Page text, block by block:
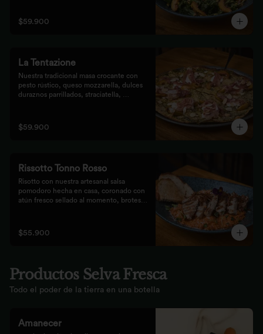
finalizada con bastones de pan de masa
madre al grill.
$59.900
La Tentazione
Nuestra tradicional masa crocante con
pesto rústico, queso mozzarella, dulces
duraznos parrillados, straciatella,
$59.900
Rissotto Tonno Rosso
Risotto con nuestra artesanal salsa
pomodoro hecha en casa, coronado con
atún fresco sellado al momento, brotes
grill.
$55.900
Productos Selva Fresca
Todo el poder de la tierra en una botella
Amanecer